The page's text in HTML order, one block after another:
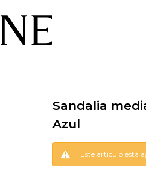
Sandalia
Azul
Este artículo está